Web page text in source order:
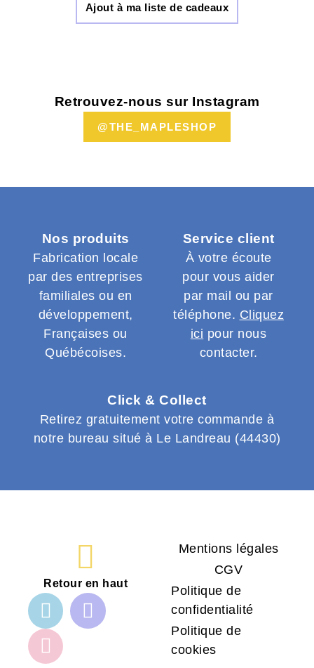
Ajout à ma liste de cadeaux
Retrouvez-nous sur Instagram
@THE_MAPLESHOP
Nos produits
Fabrication locale
par des entreprises
familiales ou en
développement,
Françaises ou
Québécoises.
Service client
À votre écoute
pour vous aider
par mail ou par
téléphone. Cliquez
ici pour nous
contacter.
Click & Collect
Retirez gratuitement votre commande à
notre bureau situé à Le Landreau (44430)
Mentions légales
CGV
Politique de
confidentialité
Politique de
cookies
Retour en haut